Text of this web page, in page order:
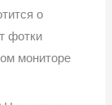
о
фотки
мониторе